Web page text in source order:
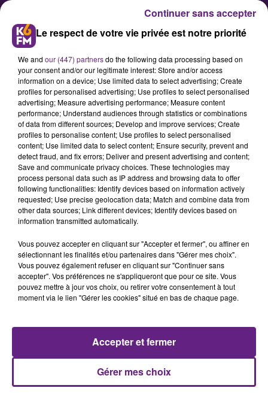
Olivier Caracotch (procureur de
la République de Dijon) : «
Procureur, le plus beau métier
du monde
Le respect de votre vie privée est notre priorité
We and our (447) partnersdo the following data processing based on
your consent and/or our legitimate interest: Store and/or access
information on a device; Use limited data to select advertising; Create
profiles for personalised advertising; Use profiles to select personalised
advertising; Measure advertising performance; Measure content
performance; Understand audiences through statistics or combinations
of data from different sources; Develop and improve services; Create
profiles to personalise content; Use profiles to select personalised
content; Use limited data to select content; Ensure security, prevent and
detect fraud, and fix errors; Deliver and present advertising and content;
Save and communicate privacy choices. These technologies may
process personal data such as IP address and browsing data to offer
following functionalities: Identify devices based on information actively
requested; Use precise geolocation data; Match and combine data from
other data sources; Link different devices; Identify devices based on
information transmitted automatically.
Vous pouvez accepter en cliquant sur "Accepter et fermer", ou affiner en
sélectionnant les finalités et/ou partenaires dans "Gérer mes choix".
Vous pouvez également refuser en cliquant sur "Continuer sans
accepter". Vos préférences ne s'appliqueront que pour ce site. Vous
pouvez mettre à jour vos choix, ou retirer votre consentement à tout
moment via le lien "Gérer les cookies" situé en bas de chaque page.
Gérer mes choix
Accepter et fermer
Continuer sans accepter